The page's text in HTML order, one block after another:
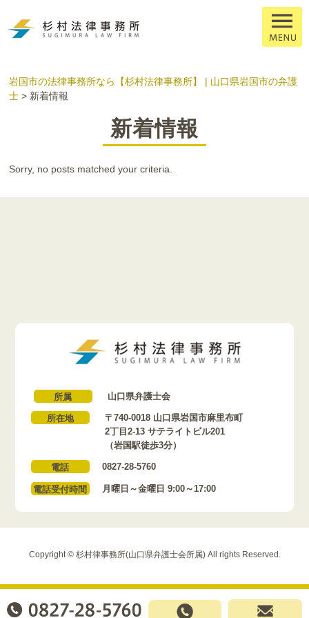
岩国市の法律事務所なら【杉村法律事務所】 | 山口県岩国市の弁護
士 > 新着情報
新着情報
Sorry, no posts matched your criteria.
所属 山口県弁護士会
所在地
〒740-0018 山口県岩国市麻里布町
2丁目2-13 サテライトビル201
（岩国駅徒歩3分）
電話 0827-28-5760
電話受付時間 月曜日～金曜日 9:00～17:00
Copyright © 杉村律事務所(山口県弁護士会所属) All rights Reserved.